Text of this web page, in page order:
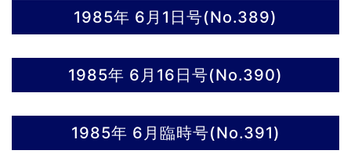
1985年 6月1日号(No.389)
1985年 6月16日号(No.390)
1985年 6月臨時号(No.391)